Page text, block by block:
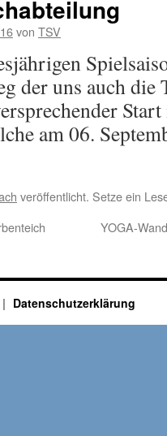
von TSV
der uns auch
am 06.
veröffentlicht. Setze ein
YOGA-
Datenschutzerklärung